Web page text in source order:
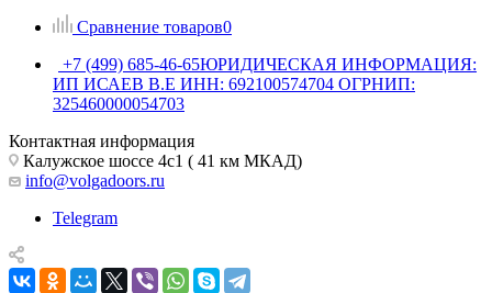
Сравнение товаров0
+7 (499) 685-46-65ЮРИДИЧЕСКАЯ ИНФОРМАЦИЯ:
ИП ИСАЕВ В.Е ИНН: 692100574704 ОГРНИП:
325460000054703
Контактная информация
Калужское шоссе 4с1 ( 41 км МКАД)
info@volgadoors.ru
Telegram